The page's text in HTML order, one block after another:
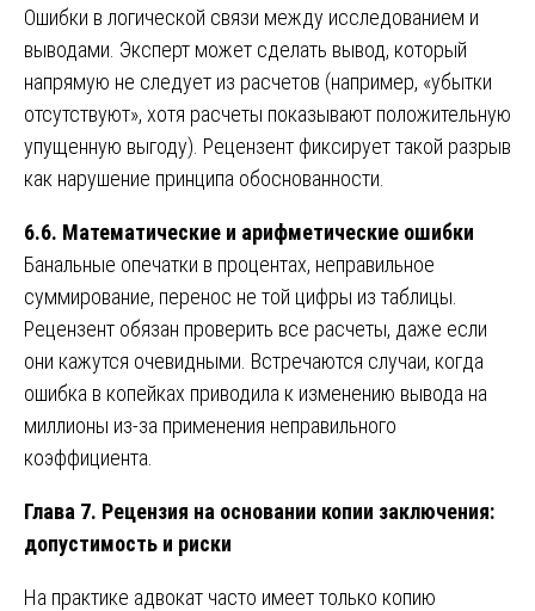
Ошибки в логической связи между исследованием и
выводами. Эксперт может сделать вывод, который
напрямую не следует из расчетов (например, «убытки
отсутствуют», хотя расчеты показывают положительную
упущенную выгоду). Рецензент фиксирует такой разрыв
как нарушение принципа обоснованности.
6.6. Математические и арифметические ошибки
Банальные опечатки в процентах, неправильное
суммирование, перенос не той цифры из таблицы.
Рецензент обязан проверить все расчеты, даже если
они кажутся очевидными. Встречаются случаи, когда
ошибка в копейках приводила к изменению вывода на
миллионы из-за применения неправильного
коэффициента.
Глава 7. Рецензия на основании копии заключения:
допустимость и риски
На практике адвокат часто имеет только копию